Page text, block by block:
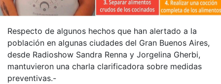
Respecto de algunos hechos que han alertado a la
población en algunas ciudades del Gran Buenos Aires,
desde Radioshow Sandra Renna y Jorgelina Gherbi,
mantuvieron una charla clarificadora sobre medidas
preventivas.-